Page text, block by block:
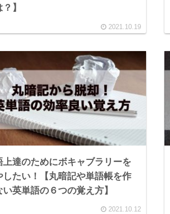
】
2021.10.19
上達のためにボキャブラリーを
したい！【丸暗記や単語帳を作
い英単語の６つの覚え方】
2021.10.12